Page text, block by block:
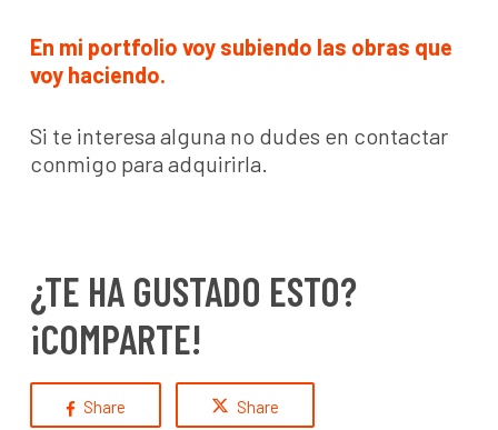
En mi portfolio voy subiendo las obras que
voy haciendo.
Si te interesa alguna no dudes en contactar
conmigo para adquirirla.
¿TE HA GUSTADO ESTO?
¡COMPARTE!
Share Share